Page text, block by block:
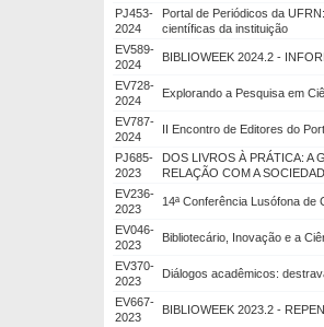
PJ453-
2024
Portal de Periódicos da
científicas da instituição
EV589-
2024
BIBLIOWEEK 2024.2 -
EV728-
2024
Explorando a Pesquisa em
EV787-
2024
II Encontro de Editores do
PJ685-
2023
DOS LIVROS À PRÁTICA: A
RELAÇÃO COM A
EV236-
2023
14ª Conferência Lusófona de
EV046-
2023
Bibliotecário, Inovação e a
EV370-
2023
Diálogos acadêmicos:
EV667-
2023
BIBLIOWEEK 2023.2 -